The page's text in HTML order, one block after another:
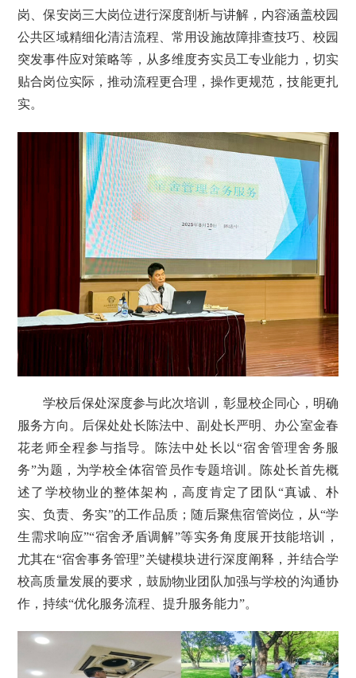
岗、保安岗三大岗位进行深度剖析与讲解，内容涵盖校园
公共区域精细化清洁流程、常用设施故障排查技巧、校园
突发事件应对策略等，从多维度夯实员工专业能力，切实
贴合岗位实际，推动流程更合理，操作更规范，技能更扎
实。
学校后保处深度参与此次培训，彰显校企同心，明确
服务方向。后保处处长陈法中、副处长严明、办公室金春
花老师全程参与指导。陈法中处长以“宿舍管理舍务服
务”为题，为学校全体宿管员作专题培训。陈处长首先概
述了学校物业的整体架构，高度肯定了团队“真诚、朴
实、负责、务实”的工作品质；随后聚焦宿管岗位，从“学
生需求响应”“宿舍矛盾调解”等实务角度展开技能培训，
尤其在“宿舍事务管理”关键模块进行深度阐释，并结合学
校高质量发展的要求，鼓励物业团队加强与学校的沟通协
作，持续“优化服务流程、提升服务能力”。